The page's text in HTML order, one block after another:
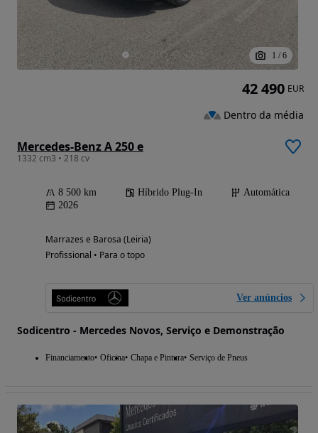
1 / 6
Mercedes-Benz A 250 e
1332 cm3 • 218 cv
8 500 km Híbrido Plug-In
Automática
2026
Marrazes e Barosa (Leiria)
Profissional • Para o topo
Ver anúncios
Sodicentro - Mercedes Novos, Serviço e Demonstração
Financiamento Oficina Chapa e Pintura Serviço de Pneus
42 490 EUR
Dentro da média